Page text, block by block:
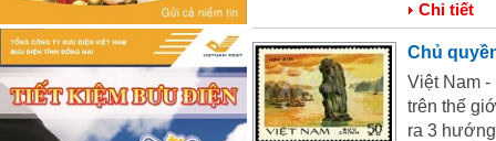
Chi tiết
Chủ
Việt Nam
trên thế
ra 3